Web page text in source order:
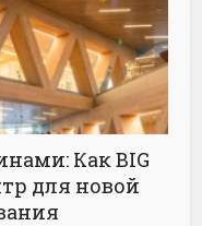
Как BIG
для новой